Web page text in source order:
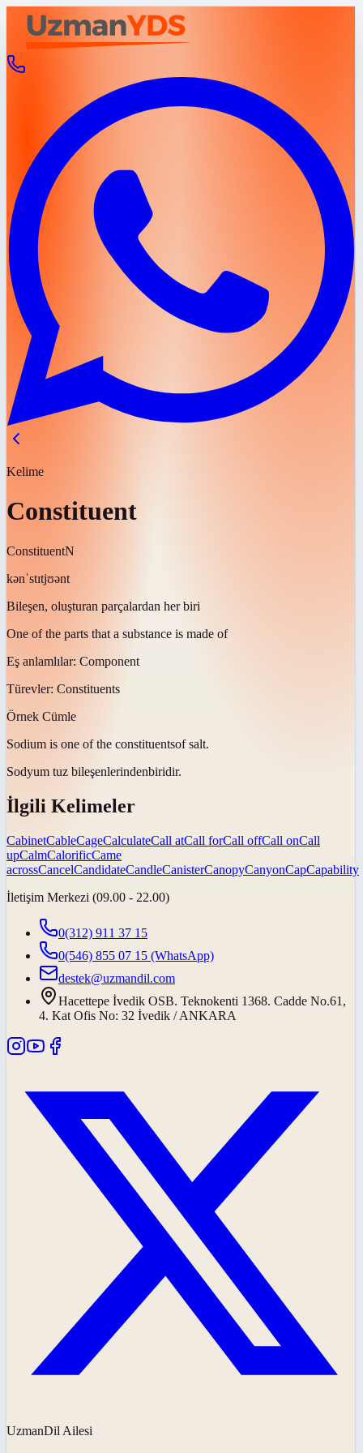
Kelime
Constituent
ConstituentN
kənˈstɪtjʊənt
Bileşen, oluşturan parçalardan her biri
One of the parts that a substance is made of
Eş anlamlılar: Component
Türevler: Constituents
Örnek Cümle
Sodium is one of the constituentsof salt.
Sodyum tuz bileşenlerindenbiridir.
İlgili Kelimeler
CabinetCableCageCalculateCall atCall forCall offCall onCall
upCalmCalorificCame
acrossCancelCandidateCandleCanisterCanopyCanyonCapCapability
İletişim Merkezi (09.00 - 22.00)
0(312) 911 37 15
0(546) 855 07 15 (WhatsApp)
destek@uzmandil.com
Hacettepe İvedik OSB. Teknokenti 1368. Cadde No.61,
4. Kat Ofis No: 32 İvedik / ANKARA
UzmanDil Ailesi